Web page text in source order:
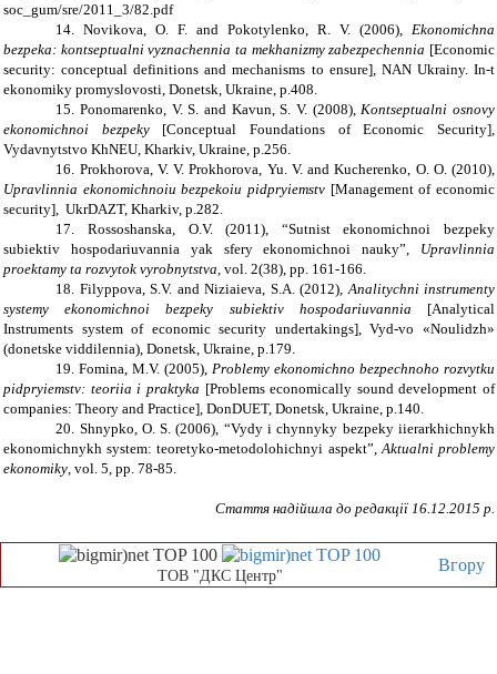
soc_gum/sre/2011_3/82.pdf
14. Novikova, O. F. and Pokotylenko, R. V. (2006), Ekonomichna
bezpeka: kontseptualni vyznachennia ta mekhanizmy zabezpechennia [Economic
security: conceptual definitions and mechanisms to ensure], NAN Ukrainy. In-t
ekonomiky promyslovosti, Donetsk, Ukraine, p.408.
15. Ponomarenko, V. S. and Kavun, S. V. (2008),Kontseptualni osnovy
ekonomichnoi bezpeky[Conceptual Foundations of Economic Security],
Vydavnytstvo KhNEU, Kharkiv, Ukraine, p.256.
16. Prokhorova, V. V. Prokhorova, Yu. V. and Kucherenko, O. O. (2010),
Upravlinnia ekonomichnoiu bezpekoiu pidpryiemstv [Management of economic
security], UkrDAZT, Kharkiv, p.282.
17. Rossoshanska, O.V. (2011), “Sutnist ekonomichnoi bezpeky
subiektiv hospodariuvannia yak sfery ekonomichnoi nauky”, Upravlinnia
proektamy ta rozvytok vyrobnytstva, vol. 2(38), pp. 161-166.
18. Filyppova, S.V. and Niziaieva, S.A. (2012),Analitychni instrumenty
systemy ekonomichnoi bezpeky subiektiv hospodariuvannia [Analytical
Instruments system of economic security undertakings], Vyd-vo «Noulidzh»
(donetske viddilennia), Donetsk, Ukraine, p.179.
19. Fomina, M.V. (2005),Problemy ekonomichno bezpechnoho rozvytku
pidpryiemstv: teoriia i praktyka [Problems economically sound development of
companies: Theory and Practice], DonDUET, Donetsk, Ukraine, p.140.
20. Shnypko, O. S. (2006), “Vydy i chynnyky bezpeky iierarkhichnykh
ekonomichnykh system: teoretyko-metodolohichnyi aspekt”,Aktualni problemy
ekonomiky, vol. 5, pp. 78-85.
Стаття надійшла до редакції 16.12.2015 р.
Вгору
ТОВ "ДКС Центр"